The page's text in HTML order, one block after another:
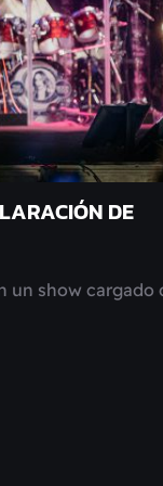
DE
un show cargado